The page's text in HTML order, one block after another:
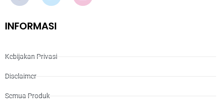
INFORMASI
Kebijakan Privasi
Disclaimer
Semua Produk